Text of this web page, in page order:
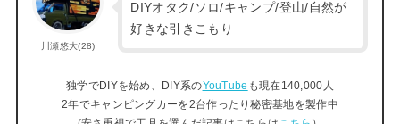
川瀬悠大(28)
DIYオタク/ソロ/キャンプ/登山/自然が
好きな引きこもり
独学でDIYを始め、DIY系のYouTube も現在140,000人
2年でキャンピングカーを2台作ったり秘密基地を製作中